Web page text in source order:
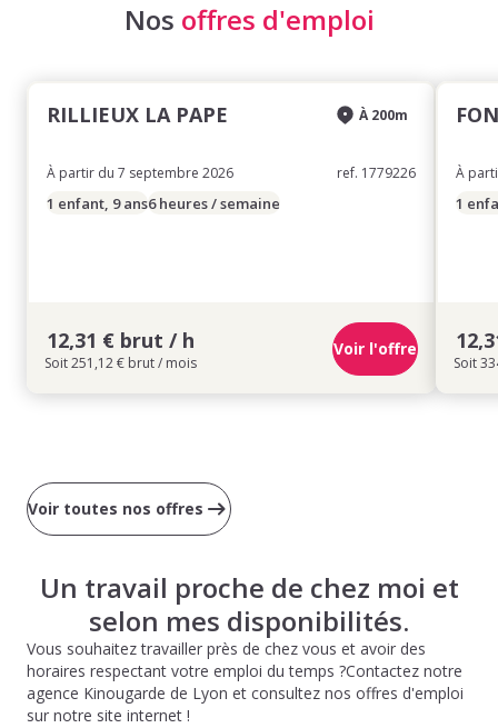
Nos offres d'emploi
RILLIEUX LA PAPE
À partir du 7 septembre 2026
À 200m
ref. 1779226
1 enfant, 9 ans6 heures / semaine
12,31 € brut / h
Soit 251,12 € brut / mois
Voir l'offre
À
1
Soit
Voir toutes nos offres
Un travail proche de chez moi et
selon mes disponibilités.
Vous souhaitez travailler près de chez vous et avoir des
horaires respectant votre emploi du temps ?Contactez notre
agence Kinougarde de Lyon et consultez nos offres d'emploi
sur notre site internet !